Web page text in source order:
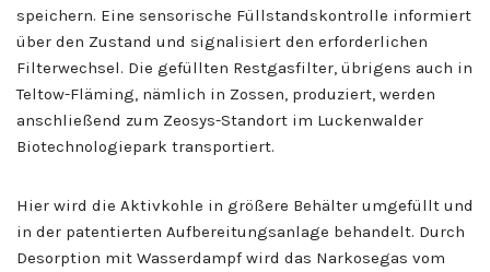
speichern. Eine sensorische Füllstandskontrolle informiert
über den Zustand und signalisiert den erforderlichen
Filterwechsel. Die gefüllten Restgasfilter, übrigens auch in
Teltow-Fläming, nämlich in Zossen, produziert, werden
anschließend zum Zeosys-Standort im Luckenwalder
Biotechnologiepark transportiert.
Hier wird die Aktivkohle in größere Behälter umgefüllt und
in der patentierten Aufbereitungsanlage behandelt. Durch
Desorption mit Wasserdampf wird das Narkosegas vom